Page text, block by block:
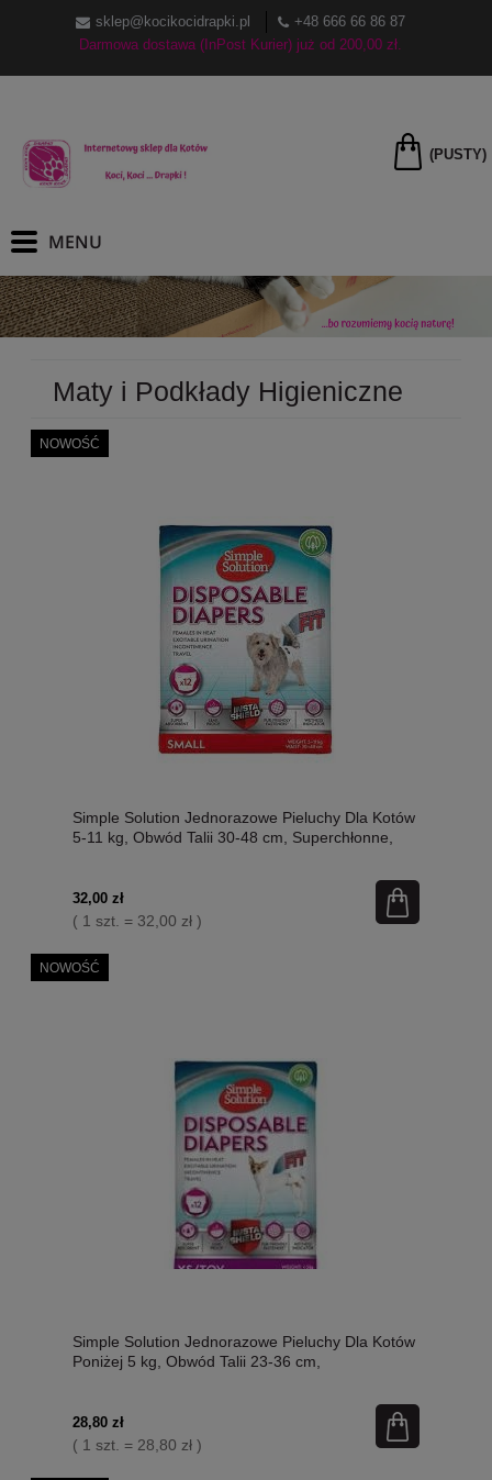
sklep@kocikocidrapki.pl
+48 666 66 86 87
Darmowa dostawa (InPost Kurier) już od 200,00 zł.
(PUSTY)
Maty i Podkłady Higieniczne
Simple Solution Jednorazowe Pieluchy Dla Kotów
5-11 kg, Obwód Talii 30-48 cm, Superchłonne,
Opakowanie 12 Sztuk, Dostępne Również Na
Sztuki! Nowość!
32,00 zł
( 1 szt. = 32,00 zł )
NOWOŚĆ
Simple Solution Jednorazowe Pieluchy Dla Kotów
Poniżej 5 kg, Obwód Talii 23-36 cm,
Ciała, Nowość! Opakowanie 12 Sztuk, Dostępne
Również Na Sztuki! Nowość!
28,80 zł
( 1 szt. = 28,80 zł )
NOWOŚĆ